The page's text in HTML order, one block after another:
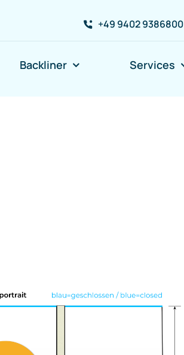
+49 9402 9386800
Backliner Services